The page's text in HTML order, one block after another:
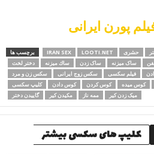
پورن ایرانی
برچسب ها IRAN SEX LOOTI.NET حشری
دختر لخت
ساك میزنه ساک زدن ساک میزنه
سکس زن و مرد
سکس زوج ایرانی فیلم سکسی
کلیپ سکسی
کوس دادن کوس کردن کوس میده
گاییدن دختر
مکیدن کیر ممه ناز میک زدن کیر
کلیپ های سکسی بیشتر